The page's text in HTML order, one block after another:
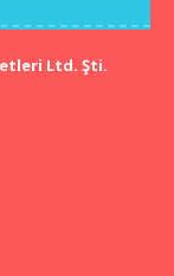
Ltd. Şti.